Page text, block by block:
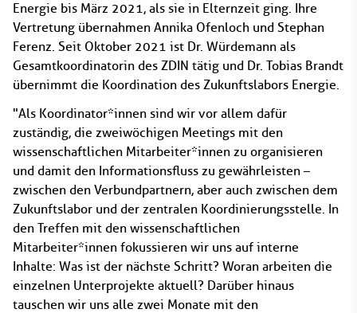
Energie bis März 2021, als sie in Elternzeit ging. Ihre
Vertretung übernahmen Annika Ofenloch und Stephan
Ferenz. Seit Oktober 2021 ist Dr. Würdemann als
Gesamtkoordinatorin des ZDIN tätig und Dr. Tobias Brandt
übernimmt die Koordination des Zukunftslabors Energie.
"Als Koordinator*innen sind wir vor allem dafür
zuständig, die zweiwöchigen Meetings mit den
wissenschaftlichen Mitarbeiter*innen zu organisieren
und damit den Informationsfluss zu gewährleisten –
zwischen den Verbundpartnern, aber auch zwischen dem
Zukunftslabor und der zentralen Koordinierungsstelle. In
den Treffen mit den wissenschaftlichen
Mitarbeiter*innen fokussieren wir uns auf interne
Inhalte: Was ist der nächste Schritt? Woran arbeiten die
einzelnen Unterprojekte aktuell? Darüber hinaus
tauschen wir uns alle zwei Monate mit den